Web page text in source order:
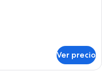
Ver precio